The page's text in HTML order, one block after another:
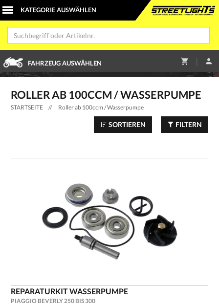
FAHRZEUG AUSWÄHLEN |
ROLLER AB 100CCM / WASSERPUMPE
STARTSEITE // Roller ab 100ccm / Wasserpumpe
SORTIEREN FILTERN
REPARATURKIT WASSERPUMPE
PIAGGIO BEVERLY 250 BIS 300